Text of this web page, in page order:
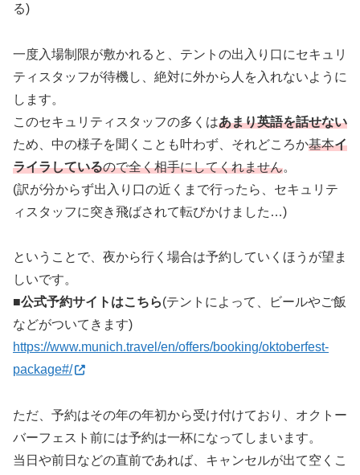
る)
一度入場制限が敷かれると、テントの出入り口にセキュリ
ティスタッフが待機し、絶対に外から人を入れないように
します。
このセキュリティスタッフの多くはあまり英語を話せない
ため、中の様子を聞くことも叶わず、それどころか基本イ
ライラしているので全く相手にしてくれません。
(訳が分からず出入り口の近くまで行ったら、セキュリテ
ィスタッフに突き飛ばされて転びかけました…)
ということで、夜から行く場合は予約していくほうが望ま
しいです。
■公式予約サイトはこちら(テントによって、ビールやご飯
などがついてきます)
https://www.munich.travel/en/offers/booking/oktoberfest-
package#/
ただ、予約はその年の年初から受け付けており、オクトー
バーフェスト前には予約は一杯になってしまいます。
当日や前日などの直前であれば、キャンセルが出て空くこ